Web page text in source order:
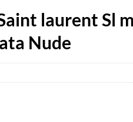
laurent Sl
Nude